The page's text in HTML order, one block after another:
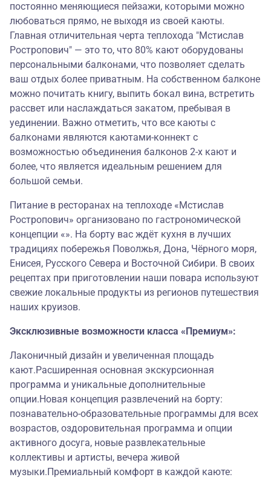
постоянно меняющиеся пейзажи, которыми можно
любоваться прямо, не выходя из своей каюты.
Главная отличительная черта теплохода "Мстислав
Ростропович" — это то, что 80% кают оборудованы
персональными балконами, что позволяет сделать
ваш отдых более приватным. На собственном балконе
можно почитать книгу, выпить бокал вина, встретить
рассвет или наслаждаться закатом, пребывая в
уединении. Важно отметить, что все каюты с
балконами являются каютами-коннект c
возможностью объединения балконов 2-х кают и
более, что является идеальным решением для
большой семьи.
Питание в ресторанах на теплоходе «Мстислав
Ростропович» организовано по гастрономической
концепции «». На борту вас ждёт кухня в лучших
традициях побережья Поволжья, Дона, Чёрного моря,
Енисея, Русского Севера и Восточной Сибири. В своих
рецептах при приготовлении наши повара используют
свежие локальные продукты из регионов путешествия
наших круизов.
Эксклюзивные возможности класса «Премиум»:
Лаконичный дизайн и увеличенная площадь
кают.Расширенная основная экскурсионная
программа и уникальные дополнительные
опции.Новая концепция развлечений на борту:
познавательно-образовательные программы для всех
возрастов, оздоровительная программа и опции
активного досуга, новые развлекательные
коллективы и артисты, вечера живой
музыки.Премиальный комфорт в каждой каюте: